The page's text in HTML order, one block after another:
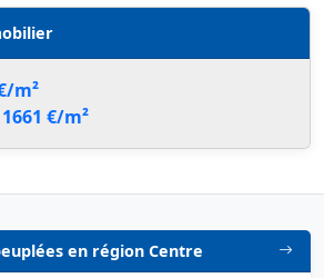
m²
1661 €/m²
en région Centre